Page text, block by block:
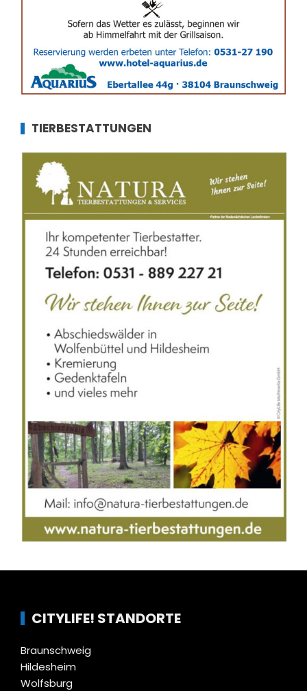
TIERBESTATTUNGEN
CITYLIFE! STANDORTE
Braunschweig
Hildesheim
Wolfsburg